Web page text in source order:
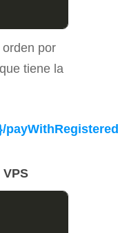
por
que tiene la